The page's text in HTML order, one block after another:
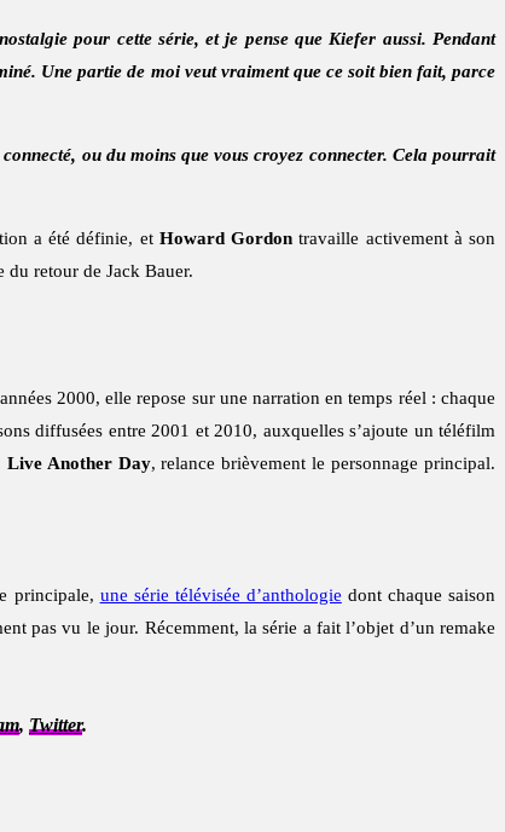
pour cette série, et je pense que Kiefer aussi. Pendant
Une partie de moi veut vraiment que ce soit bien fait, parce
ou du moins que vous croyez connecter. Cela pourrait
a été définie, et Howard Gordon travaille activement à son
retour de Jack Bauer.
2000, elle repose sur une narration en temps réel : chaque
diffusées entre 2001 et 2010, auxquelles s’ajoute un téléfilm
Live Another Day, relance brièvement le personnage principal.
principale, une série télévisée d’anthologie dont chaque saison
pas vu le jour. Récemment, la série a fait l’objet d’un remake
, Twitter.